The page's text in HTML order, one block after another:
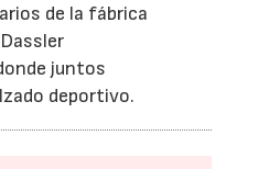
de la fábrica
juntos
deportivo.